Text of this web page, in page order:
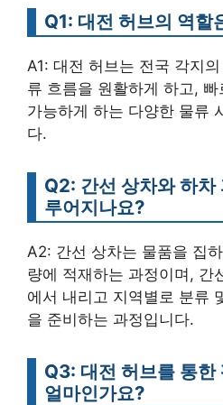
Q1: 대전 허브의 역할
A1: 대전 허브는 전국 각지
류 흐름을 원활하게 하고,
가능하게 하는 다양한 물류
다.
Q2: 간선 상차와 하차
루어지나요?
A2: 간선 상차는 물품을 집
량에 적재하는 과정이며, 간
에서 내리고 지역별로 분류
을 준비하는 과정입니다.
Q3: 대전 허브를 통한
얼마인가요?